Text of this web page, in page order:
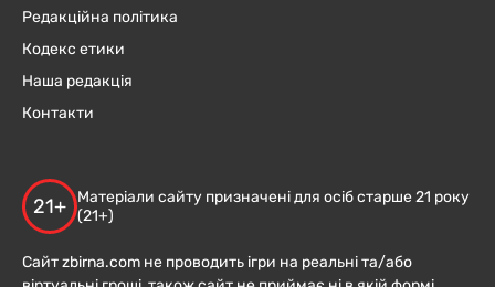
Редакційна політика
Кодекс етики
Наша редакція
Контакти
21+
Матеріали сайту призначені для осіб старше 21 року
(21+)
Сайт zbirna.com не проводить ігри на реальні та/або